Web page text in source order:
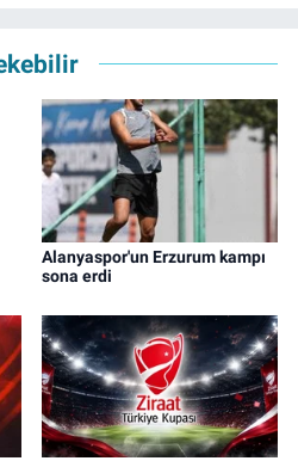
Alanyaspor'un Erzurum kampı
sona erdi